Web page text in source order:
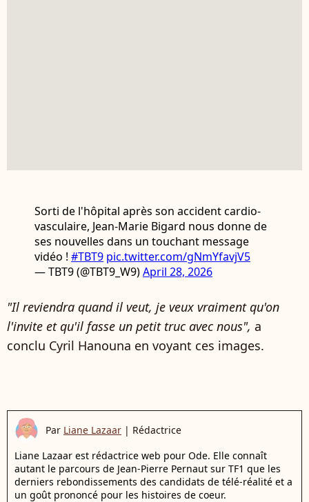
Sorti de l'hôpital après son accident cardio-
vasculaire, Jean-Marie Bigard nous donne de
ses nouvelles dans un touchant message
vidéo ! #TBT9 pic.twitter.com/gNmYfavjV5
— TBT9 (@TBT9_W9)April 28, 2026
"Il reviendra quand il veut, je veux vraiment qu'on
l'invite et qu'il fasse un petit truc avec nous", a
conclu Cyril Hanouna en voyant ces images.
Par Liane Lazaar | Rédactrice
Liane Lazaar est rédactrice web pour Ode. Elle connaît
autant le parcours de Jean-Pierre Pernaut sur TF1 que les
derniers rebondissements des candidats de télé-réalité et a
un goût prononcé pour les histoires de coeur.